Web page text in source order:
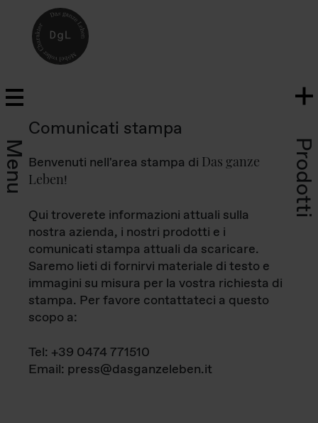
Menu Prodotti
Comunicati stampa
Benvenuti nell'area stampa di Das ganze
Leben!
Qui troverete informazioni attuali sulla
nostra azienda, i nostri prodotti e i
comunicati stampa attuali da scaricare.
Saremo lieti di fornirvi materiale di testo e
immagini su misura per la vostra richiesta di
stampa. Per favore contattateci a questo
scopo a:
Tel: +39 0474 771510
Email: press@dasganzeleben.it